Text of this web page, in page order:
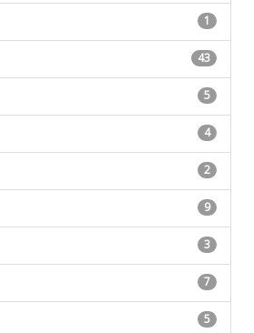
1
43
5
4
2
9
3
7
5